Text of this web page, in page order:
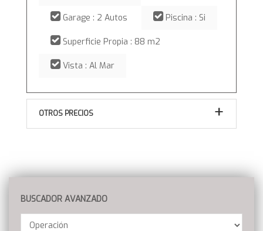
Garage : 2 Autos Piscina : Si
Superficie Propia : 88 m2
Vista : Al Mar
OTROS PRECIOS
BUSCADOR AVANZADO
Operación